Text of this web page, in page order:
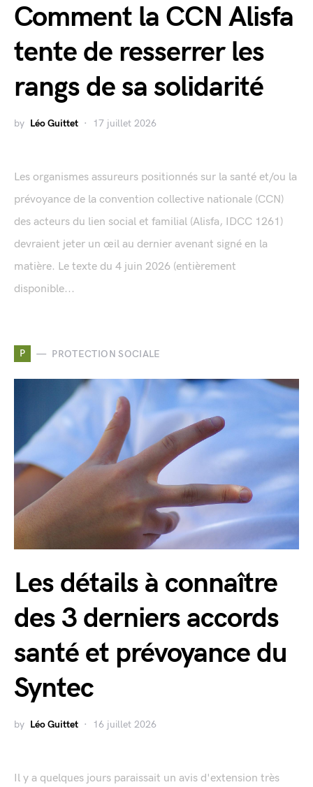
Comment la CCN Alisfa
tente de resserrer les
rangs de sa solidarité
by Léo Guittet 17 juillet 2026
Les organismes assureurs positionnés sur la santé et/ou la
prévoyance de la convention collective nationale (CCN)
des acteurs du lien social et familial (Alisfa, IDCC 1261)
devraient jeter un œil au dernier avenant signé en la
matière. Le texte du 4 juin 2026 (entièrement
disponible...
P PROTECTION SOCIALE
Les détails à connaître
des 3 derniers accords
santé et prévoyance du
Syntec
by Léo Guittet 16 juillet 2026
Il y a quelques jours paraissait un avis d'extension très